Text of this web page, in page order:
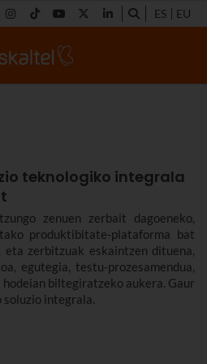
ES EU
teknologiko integrala
zenuen zerbait dagoeneko,
produktibitate-plataforma bat
eta zerbitzuak eskaintzen dituena,
egutegia, testu-prozesamendua,
biltegiratzeko aukera. Gaur
integrala.